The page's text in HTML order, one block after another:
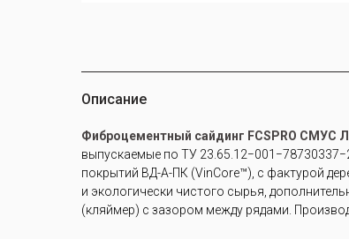
Описание
Фиброцементный сайдинг FCSPRO СМУС
выпускаемые по ТУ
покрытий ВД-А-ПК (VinCore™), с фактурой
и экологически чистого сырья,
(кляймер) с зазором между рядами.